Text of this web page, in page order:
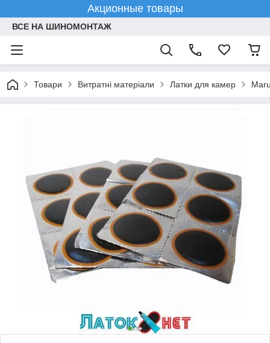
Акционные товары
ВСЕ НА ШИНОМОНТАЖ
Товари Витратні матеріали Латки для камер